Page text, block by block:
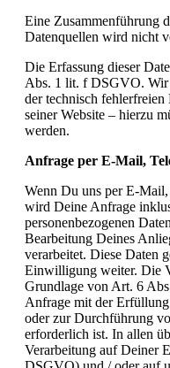
Eine Zusammenführung
Datenquellen wird nicht
Die Erfassung dieser
Abs. 1 lit. f DSGVO. Wir
der technisch
seiner Website – hierzu
werden.
Anfrage per E-Mail,
Wenn Du uns per E-
wird Deine Anfrage
personenbezogenen
Bearbeitung Deines
verarbeitet. Diese Daten
Einwilligung weiter. Die
Grundlage von Art. 6
Anfrage mit der Erfüllung
oder zur Durchführung
erforderlich ist. In allen
Verarbeitung auf Deiner